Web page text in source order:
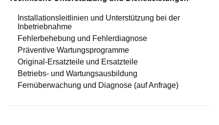
Installationsleitlinien und Unterstützung bei der
Inbetriebnahme
Fehlerbehebung und Fehlerdiagnose
Präventive Wartungsprogramme
Original-Ersatzteile und Ersatzteile
Betriebs- und Wartungsausbildung
Fernüberwachung und Diagnose (auf Anfrage)